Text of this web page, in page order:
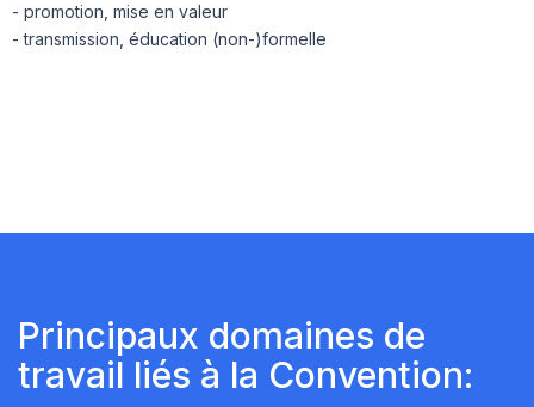
- promotion, mise en valeur
- transmission, éducation (non-)formelle
Principaux domaines de
travail liés à la Convention: